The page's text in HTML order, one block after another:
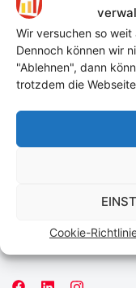
Wir versuchen so
Dennoch können wir
"Ablehnen", dann
trotzdem die
Cookie-
SAGES eG
Yorckstr. 23
79110 Freiburg
Telefon:0761